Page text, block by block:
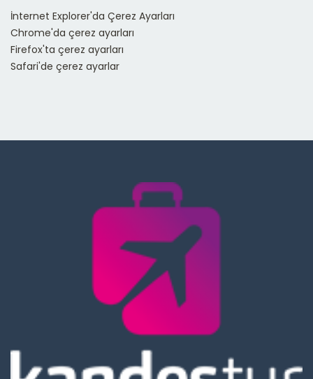
İnternet Explorer'da Çerez Ayarları
Chrome'da çerez ayarları
Firefox'ta çerez ayarları
Safari'de çerez ayarlar